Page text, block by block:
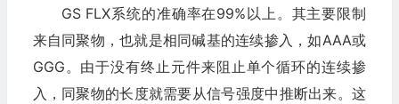
GS FLX系统的准确率在99%以上。其主要限制
来自同聚物，也就是相同碱基的连续掺入，如AAA或
GGG。由于没有终止元件来阻止单个循环的连续掺
入，同聚物的长度就需要从信号强度中推断出来。这